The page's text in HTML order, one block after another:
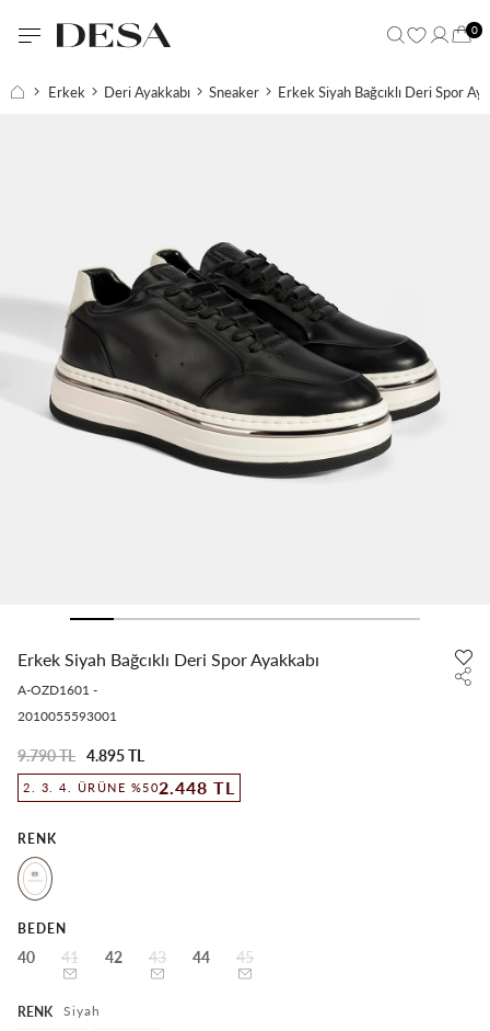
0
Erkek Deri Ayakkabı Sneaker Erkek Siyah Bağcıklı Deri Spor
Erkek Siyah Bağcıklı Deri Spor Ayakkabı
A-OZD1601 -
2010055593001
9.790 TL 4.895 TL
2. 3. 4. ÜRÜNE %502.448 TL
RENK
BEDEN
40 41 42 43 44 45
RENK Siyah